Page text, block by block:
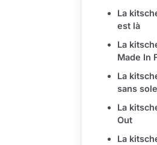
La
est là
La
Made In
La
sans
La
Out
La